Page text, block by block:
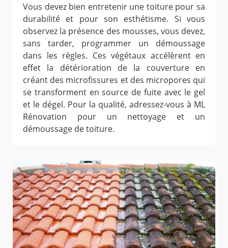
Vous devez bien entretenir une toiture pour sa
durabilité et pour son esthétisme. Si vous
observez la présence des mousses, vous devez,
sans tarder, programmer un démoussage
dans les règles. Ces végétaux accélèrent en
effet la détérioration de la couverture en
créant des microfissures et des micropores qui
se transforment en source de fuite avec le gel
et le dégel. Pour la qualité, adressez-vous à ML
Rénovation pour un nettoyage et un
démoussage de toiture.